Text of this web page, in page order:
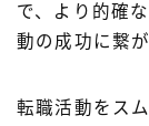
で、より的確
動の成功に繋
転職活動をス